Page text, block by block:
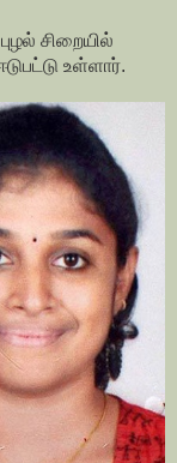
சிறையில்
உள்ளார்.